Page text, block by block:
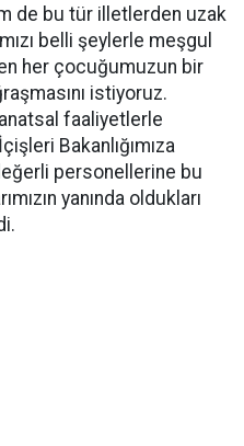
de bu tür illetlerden uzak
belli şeylerle meşgul
her çocuğumuzun bir
istiyoruz.
faaliyetlerle
Bakanlığımıza
personellerine bu
yanında oldukları